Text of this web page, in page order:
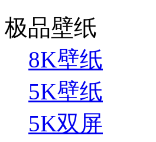
极品壁纸
8K壁纸
5K壁纸
5K双屏